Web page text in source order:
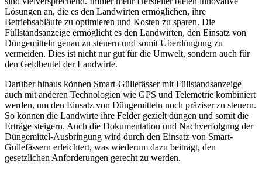
Lösungen an, die es den Landwirten ermöglichen, ihre
Betriebsabläufe zu optimieren und Kosten zu sparen. Die
Füllstandsanzeige ermöglicht es den Landwirten, den Einsatz von
Düngemitteln genau zu steuern und somit Überdüngung zu
vermeiden. Dies ist nicht nur gut für die Umwelt, sondern auch für
den Geldbeutel der Landwirte.
Darüber hinaus können Smart-Güllefässer mit Füllstandsanzeige
auch mit anderen Technologien wie GPS und Telemetrie kombiniert
werden, um den Einsatz von Düngemitteln noch präziser zu steuern.
So können die Landwirte ihre Felder gezielt düngen und somit die
Erträge steigern. Auch die Dokumentation und Nachverfolgung der
Düngemittel-Ausbringung wird durch den Einsatz von Smart-
Güllefässern erleichtert, was wiederum dazu beiträgt, den
gesetzlichen Anforderungen gerecht zu werden.